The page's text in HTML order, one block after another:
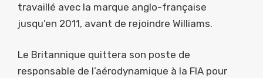
travaillé avec la marque anglo-française
jusqu’en 2011, avant de rejoindre Williams.
Le Britannique quittera son poste de
responsable de l’aérodynamique à la FIA pour